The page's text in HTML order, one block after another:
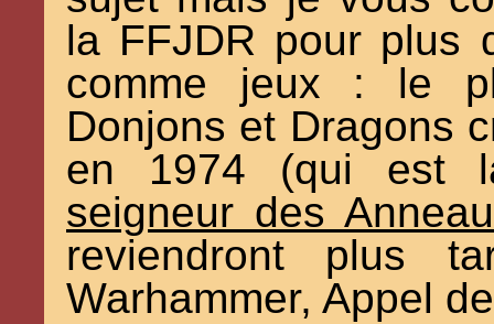
la FFJDR pour plus
comme jeux : le
Donjons et Dragons
en 1974 (qui est
seigneur des
reviendront plus
Warhammer, Appel